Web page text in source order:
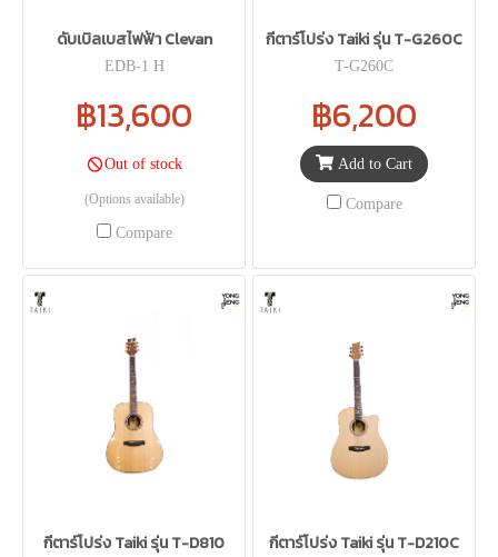
ดับเบิลเบสไฟฟ้า Clevan
EDB-1 H
฿13,600
Out of stock
(Options available)
Compare
กีตาร์โปร่ง Taiki รุ่น T-G260C
T-G260C
฿6,200
Add to Cart
Compare
กีตาร์โปร่ง Taiki รุ่น T-D810 กีตาร์โปร่ง Taiki รุ่น T-D210C